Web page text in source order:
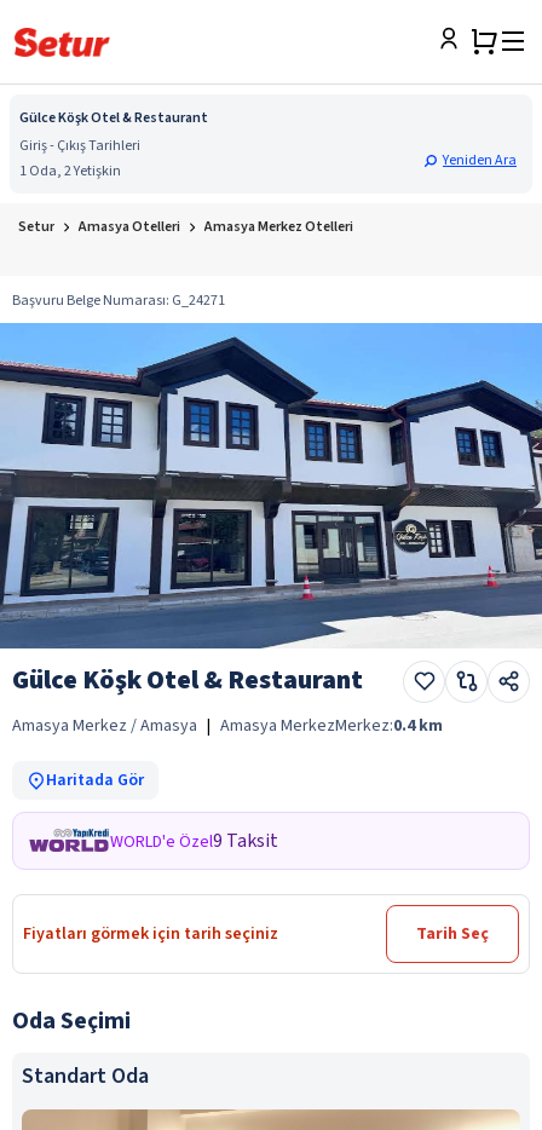
Gülce Köşk Otel & Restaurant
Giriş - Çıkış Tarihleri
1 Oda, 2 Yetişkin
Yeniden Ara
Setur Amasya Otelleri Amasya Merkez Otelleri
Başvuru Belge Numarası: G_24271
Gülce Köşk Otel & Restaurant
Amasya Merkez / Amasya | Amasya MerkezMerkez:0.4 km
Haritada Gör
WORLD'e Özel9 Taksit
Fiyatları görmek için tarih seçiniz Tarih Seç
Oda Seçimi
Standart Oda